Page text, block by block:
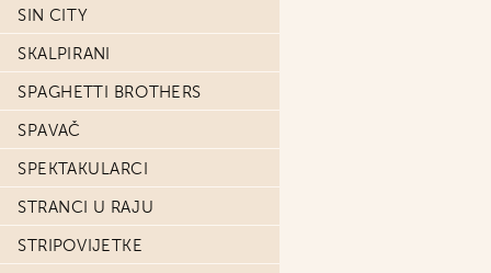
SIN CITY
SKALPIRANI
SPAGHETTI BROTHERS
SPAVAČ
SPEKTAKULARCI
STRANCI U RAJU
STRIPOVIJETKE